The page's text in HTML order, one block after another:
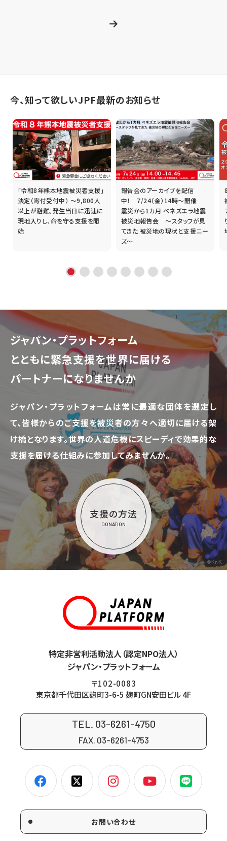
今、知って欲しいJPF最新のお知らせ
「令和8年熊本地震被災者支援」
決定（寄付受付中） ～9,800人
以上が避難。発生当日に迅速に
現地入りし、命を守る支援を開
始
報告会のアーカイブを配信
中！ 7/24（金）14時～開催
震災から1カ月 ベネズエラ地震
被災地報告会 ～スタッフが見
てきた 被災地の現状と支援ニー
ズ～
ジャパン・プラットフォーム
とともに緊急支援を世界に届ける
パートナーになりませんか
ジャパン・プラットフォームは常に最適な団体を選定し
て、皆様からのご支援を被災者の方々へ適切に届ける架
け橋となります。世界の人道危機にスピーディで効果的な
支援を届ける仕組みに参加してみませんか。
支援の方法
DONATION
©KnK
特定非営利活動法人（認定NPO法人）
ジャパン・プラットフォーム
〒102-0083
東京都千代田区麹町3-6-5 麹町GN安田ビル 4F
TEL. 03-6261-4750
FAX. 03-6261-4753
お問い合わせ